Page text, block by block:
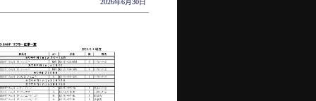
2026年6月30日